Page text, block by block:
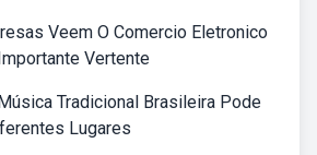
Veem O Comercio Eletronico
Vertente
Tradicional Brasileira Pode
Lugares